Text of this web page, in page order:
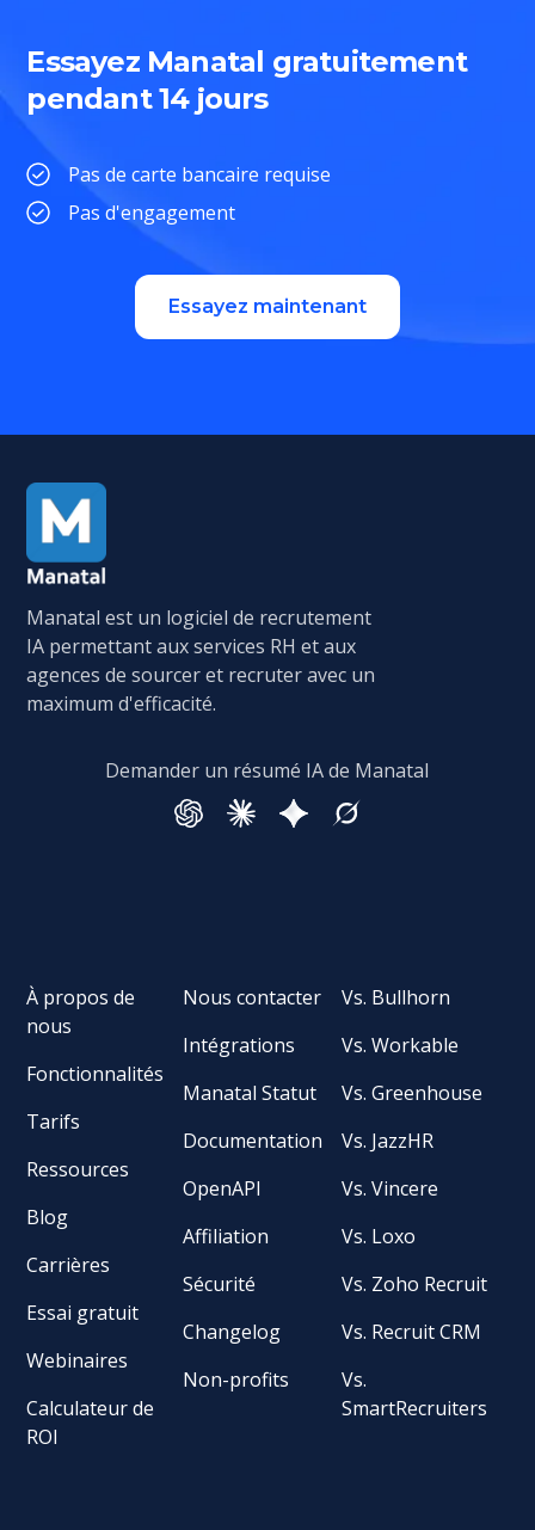
Essayez Manatal gratuitement
pendant 14 jours
Pas de carte bancaire requise
Pas d'engagement
Essayez maintenant
Manatal est un logiciel de recrutement
IA permettant aux services RH et aux
agences de sourcer et recruter avec un
maximum d'efficacité.
Demander un résumé IA de Manatal
À propos de
nous
Fonctionnalités
Tarifs
Ressources
Blog
Carrières
Essai gratuit
Webinaires
Calculateur de
ROI
Nous contacter
Intégrations
Manatal Statut
Documentation
OpenAPI
Affiliation
Sécurité
Changelog
Non-profits
Vs. Bullhorn
Vs. Workable
Vs. Greenhouse
Vs. JazzHR
Vs. Vincere
Vs. Loxo
Vs. Zoho Recruit
Vs. Recruit CRM
Vs.
SmartRecruiters